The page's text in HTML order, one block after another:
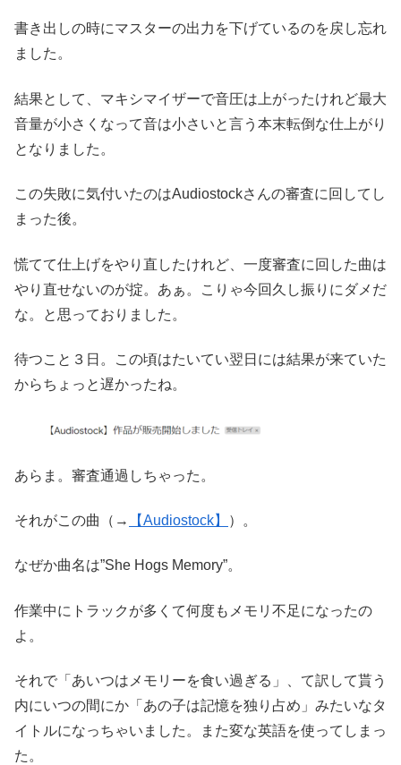
書き出しの時にマスターの出力を下げているのを戻し忘れ
ました。
結果として、マキシマイザーで音圧は上がったけれど最大
音量が小さくなって音は小さいと言う本末転倒な仕上がり
となりました。
この失敗に気付いたのはAudiostockさんの審査に回してし
まった後。
慌てて仕上げをやり直したけれど、一度審査に回した曲は
やり直せないのが掟。あぁ。こりゃ今回久し振りにダメだ
な。と思っておりました。
待つこと３日。この頃はたいてい翌日には結果が来ていた
からちょっと遅かったね。
あらま。審査通過しちゃった。
それがこの曲（→ 【Audiostock】 ）。
なぜか曲名は”She Hogs Memory”。
作業中にトラックが多くて何度もメモリ不足になったの
よ。
それで「あいつはメモリーを食い過ぎる」、て訳して貰う
内にいつの間にか「あの子は記憶を独り占め」みたいなタ
イトルになっちゃいました。また変な英語を使ってしまっ
た。